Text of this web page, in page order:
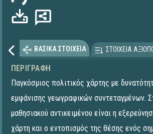
ΒΑΣΙΚΑ ΣΤΟΙΧΕΙΑ ΣΤΟΙΧΕΙΑ
ΠΕΡΙΓΡΑΦΉ
Παγκόσμιος πολιτικός χάρτης με
εμφάνισης γεωγραφικών συντεταγμένων.
μαθησιακού αντικειμένου είναι η
χάρτη και ο εντοπισμός της θέσης ενός